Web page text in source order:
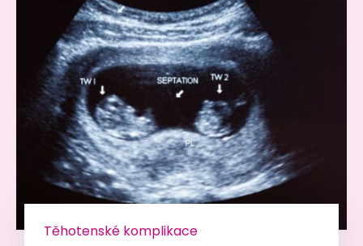
Těhotenské komplikace